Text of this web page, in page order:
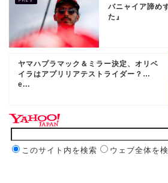
バニャイア諦め
た』
ヤマハプラマック＆ミラー決定、オリベ
イラはアプリリアテストライダー？…
e...
このサイト内を検索 ウェブ全体を